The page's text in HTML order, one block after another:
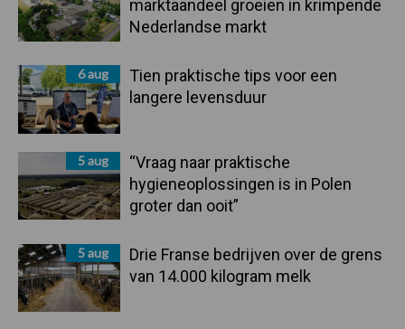
marktaandeel groeien in krimpende
Nederlandse markt
6 aug
Tien praktische tips voor een
langere levensduur
5 aug
“Vraag naar praktische
hygieneoplossingen is in Polen
groter dan ooit”
5 aug
Drie Franse bedrijven over de grens
van 14.000 kilogram melk